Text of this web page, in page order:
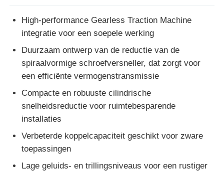
Producten
Over ons
Fabrieksreis
Kwaliteitscontrole
Contacteer ons
High-performance Gearless Traction Machine
integratie voor een soepele werking
Duurzaam ontwerp van de reductie van de
spiraalvormige schroefversneller, dat zorgt voor
een efficiënte vermogenstransmissie
Compacte en robuuste cilindrische
snelheidsreductie voor ruimtebesparende
installaties
Verbeterde koppelcapaciteit geschikt voor zware
toepassingen
Lage geluids- en trillingsniveaus voor een rustiger